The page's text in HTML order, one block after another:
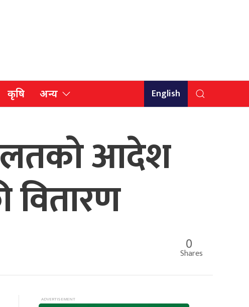
कृषि अन्य English
आदेश
वितारण
0
Shares